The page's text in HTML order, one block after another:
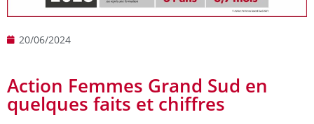
20/06/2024
Action Femmes Grand Sud en
quelques faits et chiffres